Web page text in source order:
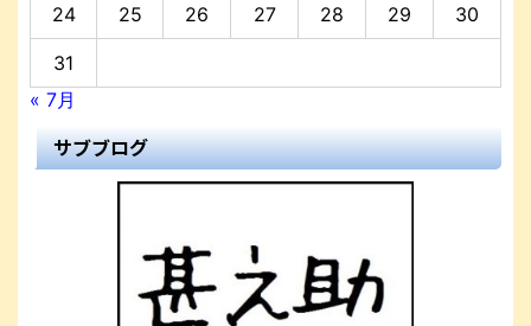
24 25 26 27 28 29 30
31
« 7月
サブブログ